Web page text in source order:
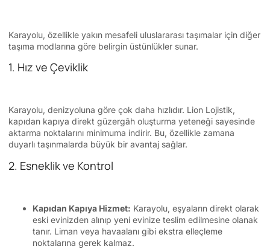
Karayolu, özellikle yakın mesafeli uluslararası taşımalar için diğer
taşıma modlarına göre belirgin üstünlükler sunar.
1. Hız ve Çeviklik
Karayolu, denizyoluna göre çok daha hızlıdır. Lion Lojistik,
kapıdan kapıya direkt güzergâh oluşturma yeteneği sayesinde
aktarma noktalarını minimuma indirir. Bu, özellikle zamana
duyarlı taşınmalarda büyük bir avantaj sağlar.
2. Esneklik ve Kontrol
Kapıdan Kapıya Hizmet: Karayolu, eşyaların direkt olarak
eski evinizden alınıp yeni evinize teslim edilmesine olanak
tanır. Liman veya havaalanı gibi ekstra elleçleme
noktalarına gerek kalmaz.